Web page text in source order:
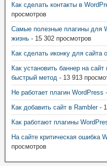
Как сделать контакты в
просмотров
Самые полезные плагины для
жизнь - 15 302 просмотров
Как сделать иконку для сайта
Как установить баннер на
быстрый метод - 13 913
Не работает плагин WordPress
Как добавить сайт в Rambler-
Как работают плагины
На сайте критическая ошибка
просмотров